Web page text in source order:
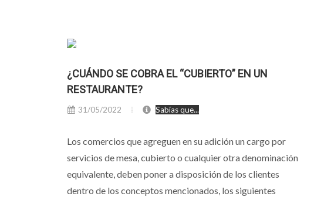
¿CUÁNDO SE COBRA EL “CUBIERTO” EN UN
RESTAURANTE?
31/05/2022 Sabías que...
Los comercios que agreguen en su adición un cargo por
servicios de mesa, cubierto o cualquier otra denominación
equivalente, deben poner a disposición de los clientes
dentro de los conceptos mencionados, los siguientes